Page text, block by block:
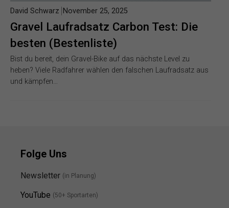
Gravel Laufradsatz Carbon Test: Die
besten (Bestenliste)
David Schwarz November 25, 2025
Bist du bereit, dein Gravel-Bike auf das nächste Level zu
heben? Viele Radfahrer wählen den falschen Laufradsatz aus
und kämpfen…
Folge Uns
Newsletter (in Planung)
YouTube (50+ Sportarten)